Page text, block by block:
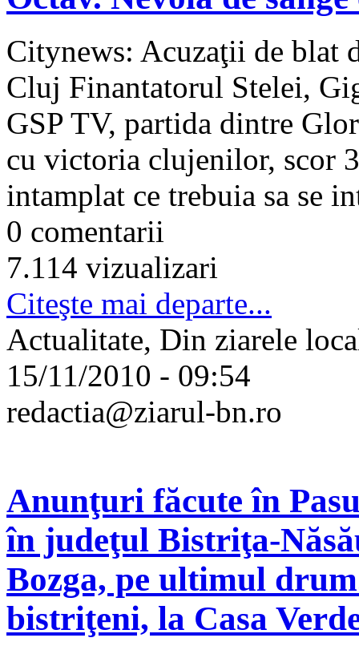
Citynews: Acuzaţii de blat
Cluj Finantatorul Stelei,
GSP TV, partida dintre
cu victoria clujenilor, scor
intamplat ce trebuia sa se
0 comentarii
7.114 vizualizari
Citeşte mai departe...
Actualitate, Din ziarele
15/11/2010 - 09:54
redactia@ziarul-bn.ro
Anunţuri făcute în
în judeţul Bistriţa-
Bozga, pe ultimul
bistriţeni, la Casa